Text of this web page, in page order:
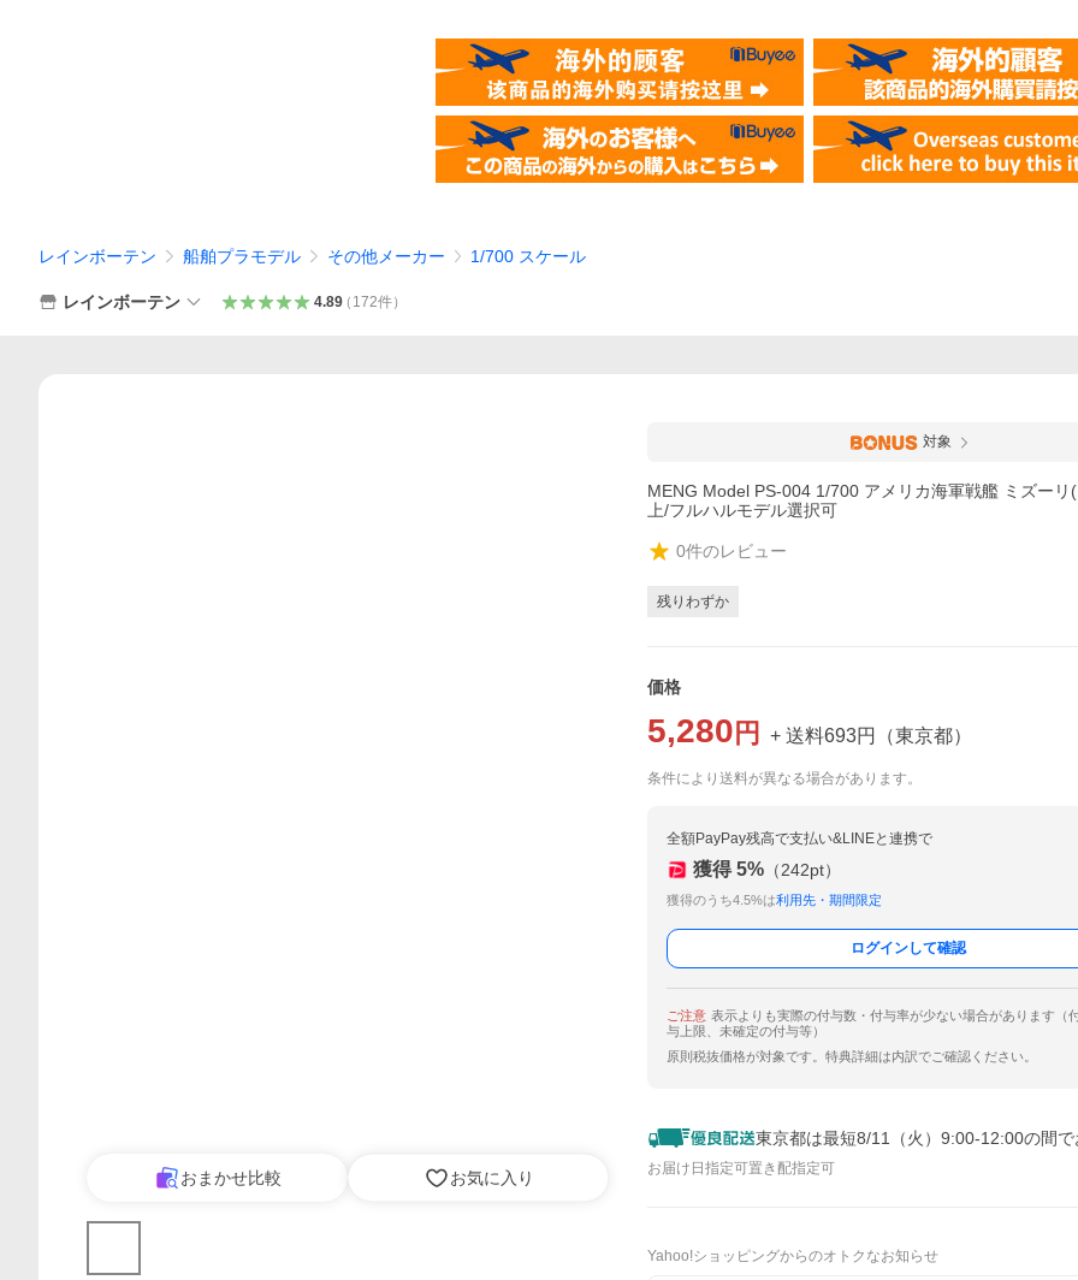
レインボーテン 船舶プラモデル その他メーカー 1/700 スケール
レインボーテン 4.89（ 172件）
おまかせ比較 お気に入り
対象
MENG Model PS-004 1/700 アメリカ海軍戦艦 ミズーリ
上/フルハルモデル選択可
0件のレビュー
残りわずか
価格
5,280 円 + 送料693円 （東京都）
条件により送料が異なる場合があります。
全額PayPay残高で支払い&LINEと連携で
獲得 5% （242pt）
獲得のうち4.5%は利用先・期間限定
ログインして確認
ご注意 表示よりも実際の付与数・付与率が少ない場合があります（
与上限、未確定の付与等）
原則税抜価格が対象です。特典詳細は内訳でご確認ください。
東京都は最短8/11（火）9:00-12:00の間で
お届け日指定可置き配指定可
Yahoo!ショッピングからのオトクなお知らせ